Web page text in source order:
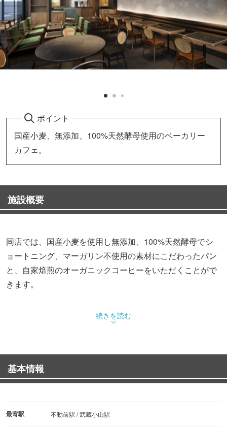
ポイント
国産小麦、無添加、100%天然酵母使用のベーカリー
カフェ。
施設概要
同店では、国産小麦を使用し無添加、100%天然酵母でシ
ョートニング、マーガリン不使用の素材にこだわったパン
と、自家焙煎のオーガニックコーヒーをいただくことがで
きます。
中でもオススメは、オリジナルの製法で焼き上げたという
クロワッサン。オーガニックシュガーでサッとキャラメリ
のフルーツデニッシュは、茨城のひたち農園の奥久慈卵の
カスタードクリームと厳選した最高等級のフルーツを使用
しているそうです。
またパン以外にも、アサイーボウルやスリランカカレー、
続きを読む
基本情報
最寄駅 不動前駅 / 武蔵小山駅